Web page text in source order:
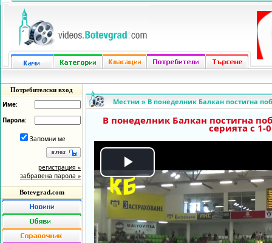
Потребителски вход
Име:
Парола:
Запомни ме
регистрация »
забравена парола »
Botevgrad.com
Местни » В понеделник Балкан постигна
В понеделник Балкан постигна
серията с 1-0
Play
Video